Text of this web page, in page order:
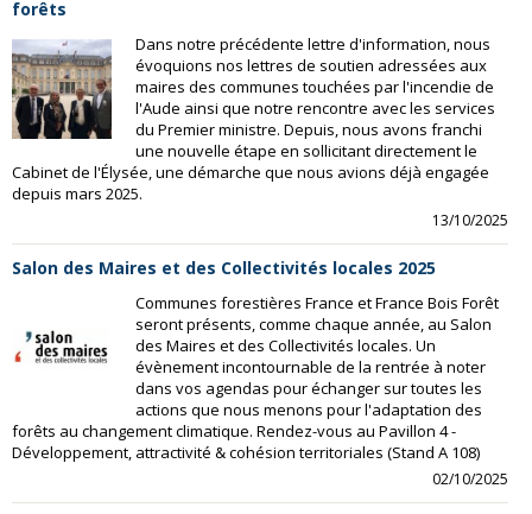
forêts
Dans notre précédente lettre d'information, nous
évoquions nos lettres de soutien adressées aux
maires des communes touchées par l'incendie de
l'Aude ainsi que notre rencontre avec les services
du Premier ministre. Depuis, nous avons franchi
une nouvelle étape en sollicitant directement le
Cabinet de l'Élysée, une démarche que nous avions déjà engagée
depuis mars 2025.
13/10/2025
Salon des Maires et des Collectivités locales 2025
Communes forestières France et France Bois Forêt
seront présents, comme chaque année, au Salon
des Maires et des Collectivités locales. Un
évènement incontournable de la rentrée à noter
dans vos agendas pour échanger sur toutes les
actions que nous menons pour l'adaptation des
forêts au changement climatique. Rendez-vous au Pavillon 4 -
Développement, attractivité & cohésion territoriales (Stand A 108)
02/10/2025